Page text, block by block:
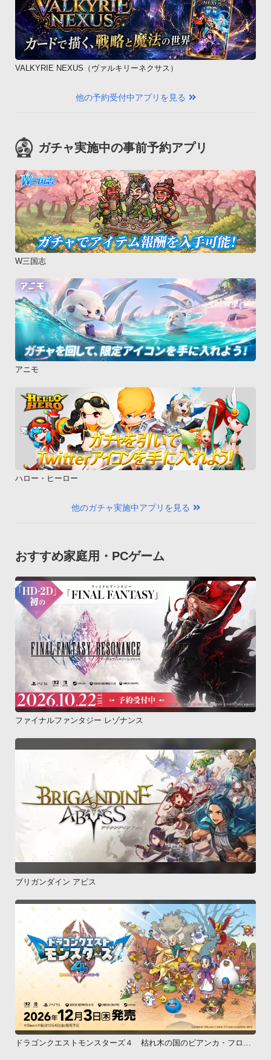
VALKYRIE NEXUS（ヴァルキリーネクサス）
他の予約受付中アプリを見る
ガチャ実施中の事前予約アプリ
W三国志
アニモ
ハロー・ヒーロー
他のガチャ実施中アプリを見る
おすすめ家庭用・PCゲーム
ファイナルファンタジー レゾナンス
ブリガンダイン アビス
ドラゴンクエストモンスターズ４ 枯れ木の国のビアンカ・フロー